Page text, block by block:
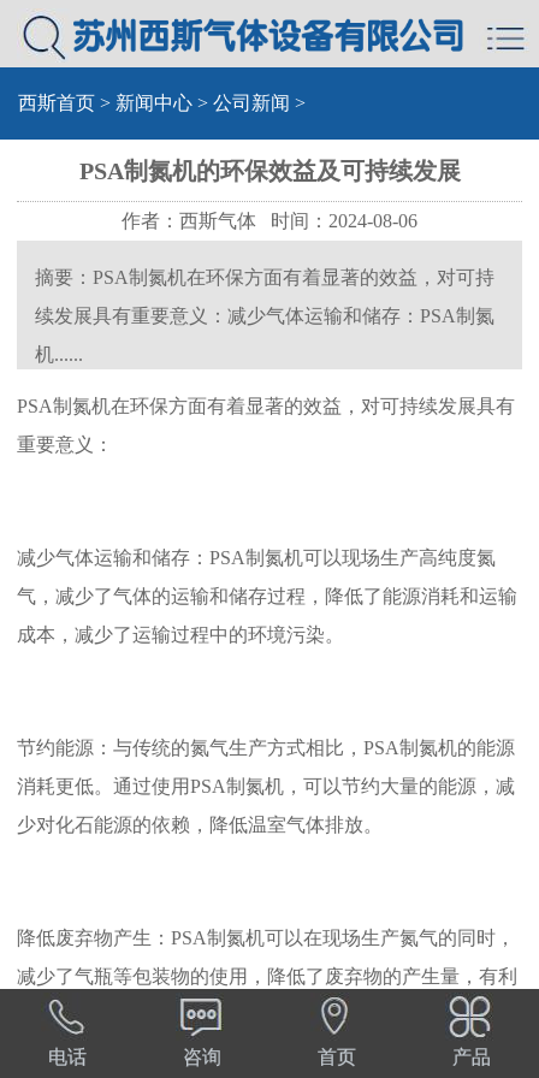
西斯首页 > 新闻中心 > 公司新闻 >
PSA制氮机的环保效益及可持续发展
作者：西斯气体 时间：2024-08-06
摘要：PSA制氮机在环保方面有着显著的效益，对可持
续发展具有重要意义：减少气体运输和储存：PSA制氮
机......
PSA制氮机在环保方面有着显著的效益，对可持续发展具有
重要意义：
减少气体运输和储存：PSA制氮机可以现场生产高纯度氮
气，减少了气体的运输和储存过程，降低了能源消耗和运输
成本，减少了运输过程中的环境污染。
节约能源：与传统的氮气生产方式相比，PSA制氮机的能源
消耗更低。通过使用PSA制氮机，可以节约大量的能源，减
少对化石能源的依赖，降低温室气体排放。
降低废弃物产生：PSA制氮机可以在现场生产氮气的同时，
减少了气瓶等包装物的使用，降低了废弃物的产生量，有利
于资源的有效利用和循环利用。
电话 咨询 首页 产品